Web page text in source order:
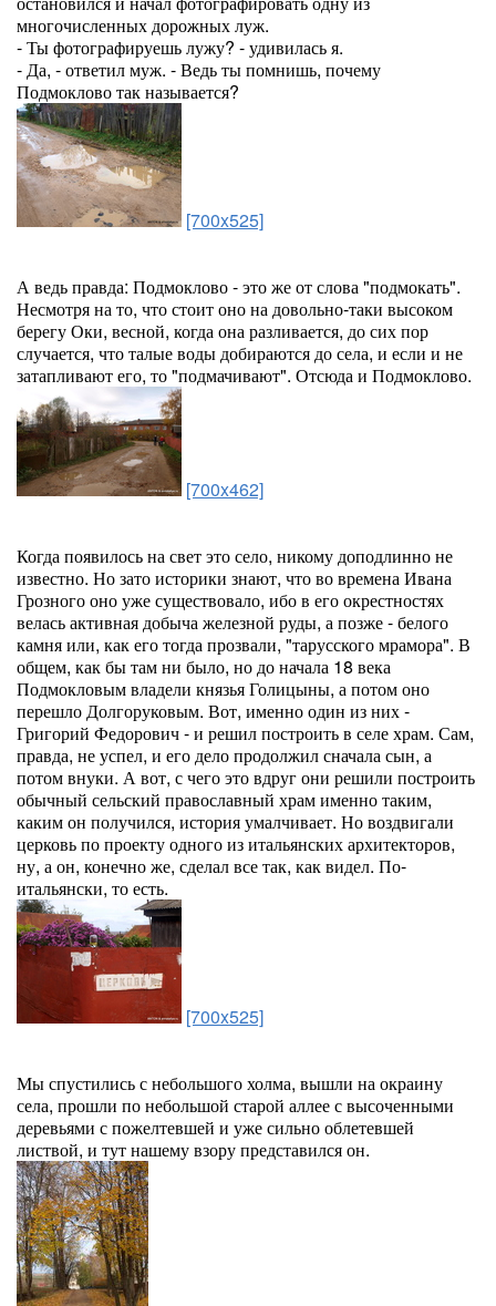
многочисленных дорожных луж.
- Ты фотографируешь лужу? - удивилась я.
- Да, - ответил муж. - Ведь ты помнишь, почему
Подмоклово так называется?
[700x525]
А ведь правда: Подмоклово - это же от слова "подмокать".
Несмотря на то, что стоит оно на довольно-таки высоком
берегу Оки, весной, когда она разливается, до сих пор
случается, что талые воды добираются до села, и если и не
затапливают его, то "подмачивают". Отсюда и Подмоклово.
[700x462]
Когда появилось на свет это село, никому доподлинно не
известно. Но зато историки знают, что во времена Ивана
Грозного оно уже существовало, ибо в его окрестностях
велась активная добыча железной руды, а позже - белого
камня или, как его тогда прозвали, "тарусского мрамора". В
общем, как бы там ни было, но до начала 18 века
Подмокловым владели князья Голицыны, а потом оно
перешло Долгоруковым. Вот, именно один из них -
Григорий Федорович - и решил построить в селе храм. Сам,
правда, не успел, и его дело продолжил сначала сын, а
потом внуки. А вот, с чего это вдруг они решили построить
обычный сельский православный храм именно таким,
каким он получился, история умалчивает. Но воздвигали
церковь по проекту одного из итальянских архитекторов,
ну, а он, конечно же, сделал все так, как видел. По-
итальянски, то есть.
[700x525]
Мы спустились с небольшого холма, вышли на окраину
села, прошли по небольшой старой аллее с высоченными
деревьями с пожелтевшей и уже сильно облетевшей
листвой, и тут нашему взору представился он.